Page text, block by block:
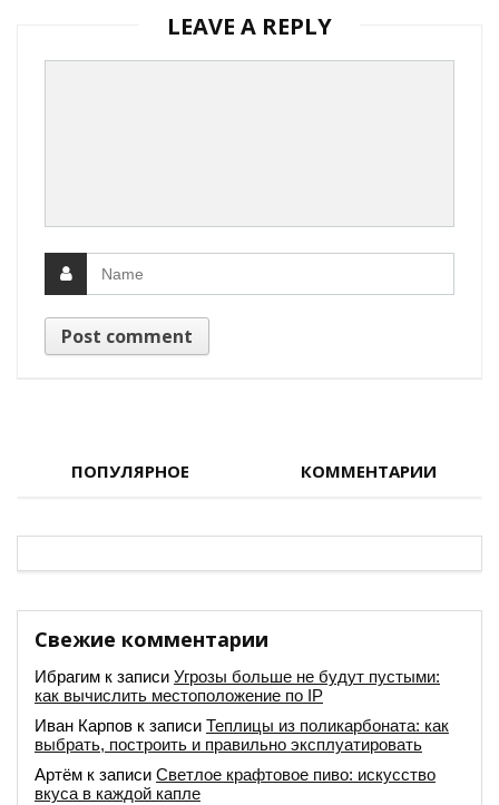
LEAVE A REPLY
ПОПУЛЯРНОЕ КОММЕНТАРИИ
Свежие комментарии
Ибрагим к записи Угрозы больше не будут пустыми:
как вычислить местоположение по IP
Иван Карпов к записи Теплицы из поликарбоната: как
выбрать, построить и правильно эксплуатировать
Артём к записи Светлое крафтовое пиво: искусство
вкуса в каждой капле